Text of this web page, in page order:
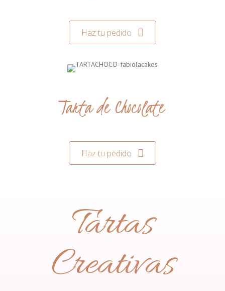
Haz tu pedido
Tarta de Chocolate
Haz tu pedido
Tartas
Creativas